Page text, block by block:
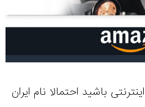
باشید احتمالا نام ایران